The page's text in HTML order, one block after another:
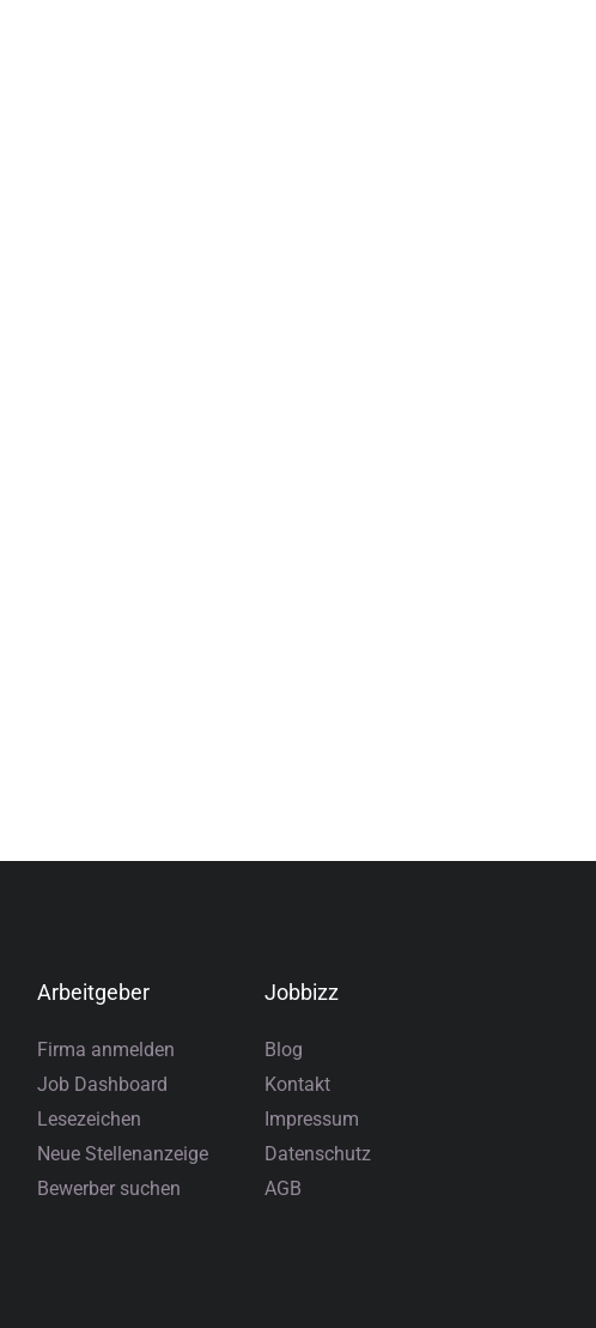
Arbeitgeber
Firma anmelden
Job Dashboard
Lesezeichen
Neue Stellenanzeige
Bewerber suchen
Jobbizz
Blog
Kontakt
Impressum
Datenschutz
AGB